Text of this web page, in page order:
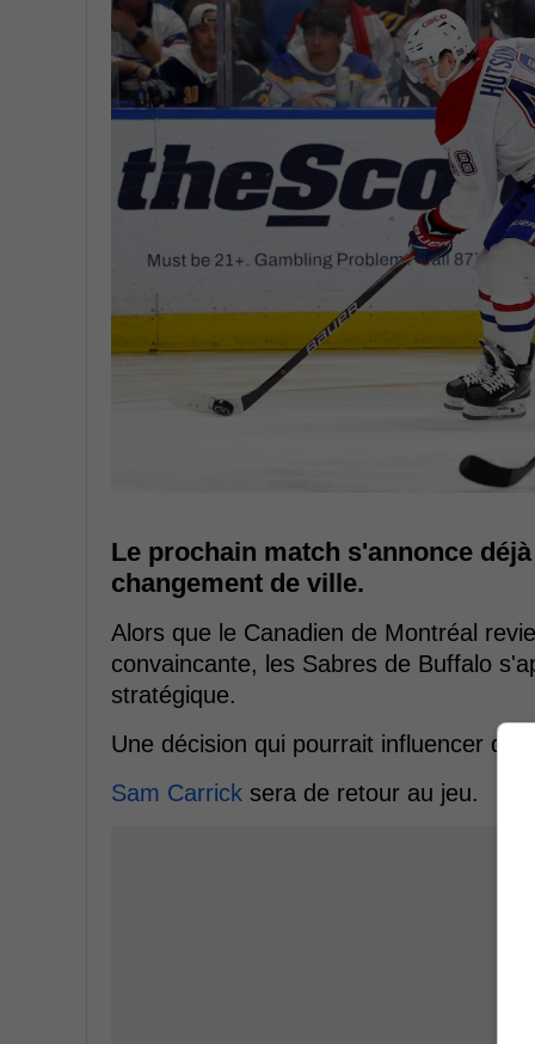
Le prochain match s'annonce
changement de ville.
Alors que le Canadien de Montréal
convaincante, les Sabres de Buffalo
stratégique.
Une décision qui pourrait influencer
Sam Carrick sera de retour au jeu.